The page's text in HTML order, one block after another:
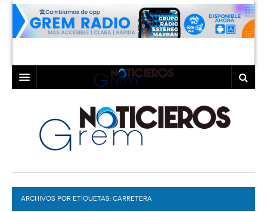
LAGUNA
TORREÓN
GÓMEZ PALACIO
LERDO
COAHUILA
DURANGO
DEPORTES
ARCHIVOS POR ETIQUETAS: CARRETERA